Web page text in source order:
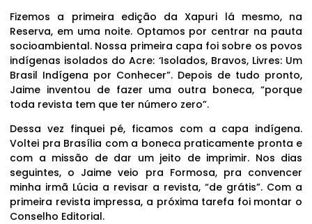
Fizemos a primeira edição da Xapuri lá mesmo, na
Reserva, em uma noite. Optamos por centrar na pauta
socioambiental. Nossa primeira capa foi sobre os povos
indígenas isolados do Acre: ‘Isolados, Bravos, Livres: Um
Brasil Indígena por Conhecer”. Depois de tudo pronto,
Jaime inventou de fazer uma outra boneca, “porque
toda revista tem que ter número zero”.
Dessa vez finquei pé, ficamos com a capa indígena.
Voltei pra Brasília com a boneca praticamente pronta e
com a missão de dar um jeito de imprimir. Nos dias
seguintes, o Jaime veio pra Formosa, pra convencer
minha irmã Lúcia a revisar a revista, “de grátis”. Com a
primeira revista impressa, a próxima tarefa foi montar o
Conselho Editorial.